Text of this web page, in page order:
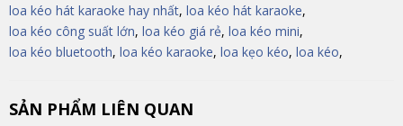
loa kéo hát karaoke hay nhất, loa kéo hát karaoke,
loa kéo công suất lớn, loa kéo giá rẻ, loa kéo mini,
loa kéo bluetooth, loa kéo karaoke, loa kẹo kéo, loa kéo,
SẢN PHẨM LIÊN QUAN